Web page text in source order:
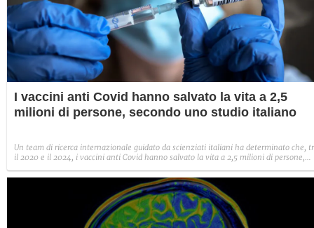
I vaccini anti Covid hanno salvato la vita a 2,5
milioni di persone, secondo uno studio italiano
Un team di ricerca internazionale guidato da scienziati italiani ha determinato che,
il 2020 e il 2024, i vaccini anti Covid hanno salvato la vita a 2,5 milioni di persone,